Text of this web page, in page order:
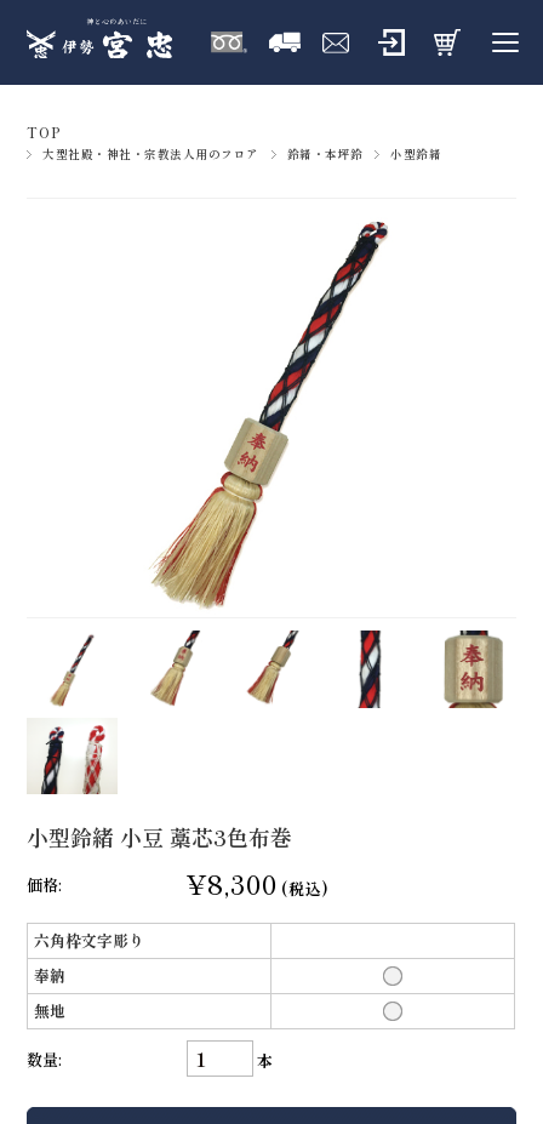
TOP
大型社殿・神社・宗教法人用のフロア 鈴緒・本坪鈴 小型鈴緒
小型鈴緒 小豆 藁芯3色布巻
価格: ¥8,300 (税込)
六角枠文字彫り
奉納
無地
数量: 本